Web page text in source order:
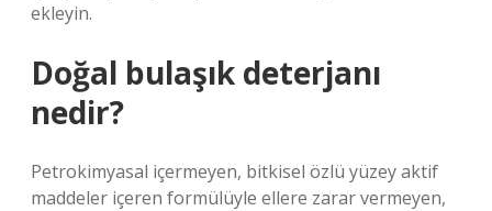
ekleyin.
Doğal bulaşık deterjanı
nedir?
Petrokimyasal içermeyen, bitkisel özlü yüzey aktif
maddeler içeren formülüyle ellere zarar vermeyen,